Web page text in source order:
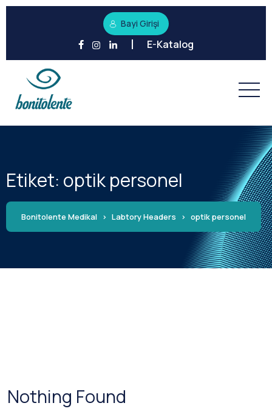
Bayi Girişi
E-Katalog
Etiket: optik personel
Bonitolente Medikal > Labtory Headers > optik personel
Nothing Found